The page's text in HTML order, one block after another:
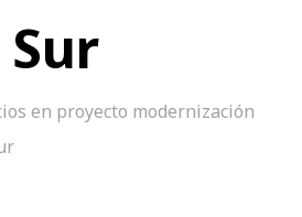
en proyecto modernización